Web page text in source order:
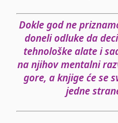
Dokle god ne
doneli odluke da
tehnološke alate i
na njihov mentalni
gore, a knjige će se
jedne